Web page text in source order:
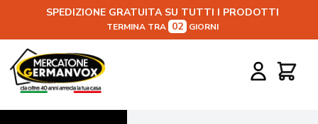
SPEDIZIONE GRATUITA SU TUTTI I PRODOTTI
TERMINA TRA 02 GIORNI
Salta al contenuto
Carrello